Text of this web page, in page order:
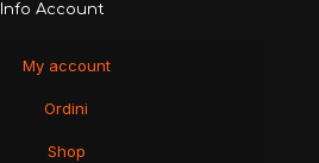
Info Account
My account
Ordini
Shop